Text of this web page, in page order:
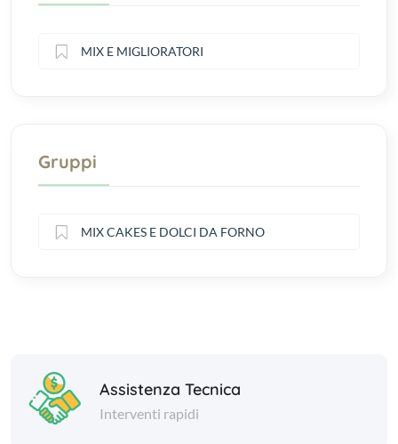
MIX E MIGLIORATORI
Gruppi
MIX CAKES E DOLCI DA FORNO
Assistenza Tecnica
Interventi rapidi